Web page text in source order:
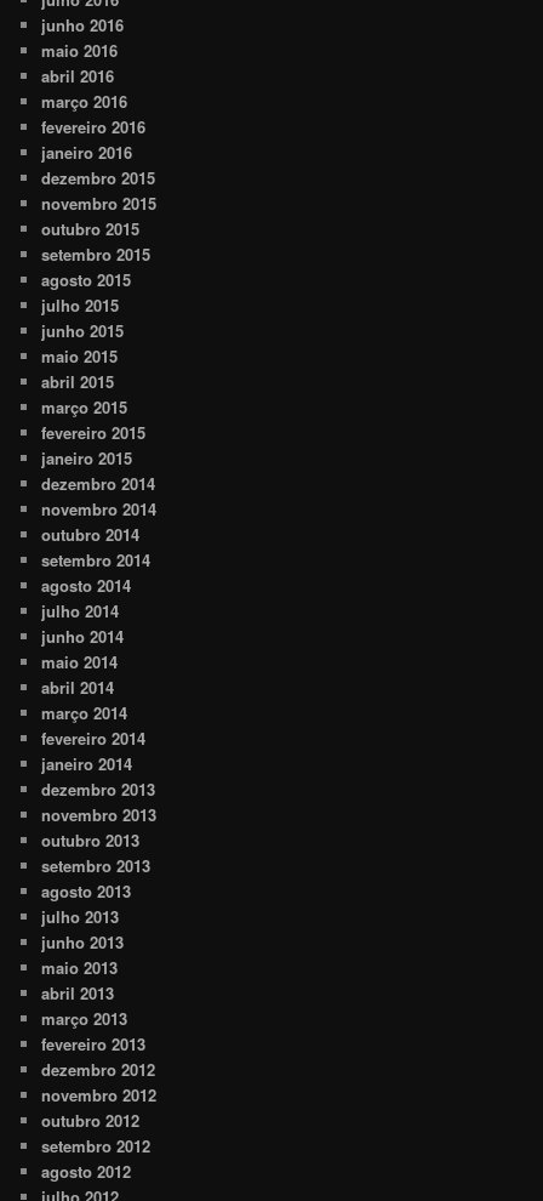
junho 2016
maio 2016
abril 2016
março 2016
fevereiro 2016
janeiro 2016
dezembro 2015
novembro 2015
outubro 2015
setembro 2015
agosto 2015
julho 2015
junho 2015
maio 2015
abril 2015
março 2015
fevereiro 2015
janeiro 2015
dezembro 2014
novembro 2014
outubro 2014
setembro 2014
agosto 2014
julho 2014
junho 2014
maio 2014
abril 2014
março 2014
fevereiro 2014
janeiro 2014
dezembro 2013
novembro 2013
outubro 2013
setembro 2013
agosto 2013
julho 2013
junho 2013
maio 2013
abril 2013
março 2013
fevereiro 2013
dezembro 2012
novembro 2012
outubro 2012
setembro 2012
agosto 2012